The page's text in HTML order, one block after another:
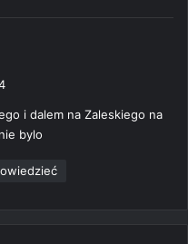
i dalem na Zaleskiego na
bylo